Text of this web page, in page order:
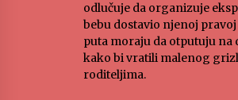
odlučuje da organizuje
bebu dostavio njenoj
puta moraju da otputuju
kako bi vratili malenog
roditeljima.